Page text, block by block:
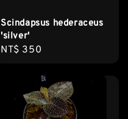
Scindapsus hederaceus
'silver'
Regular
NT$ 350